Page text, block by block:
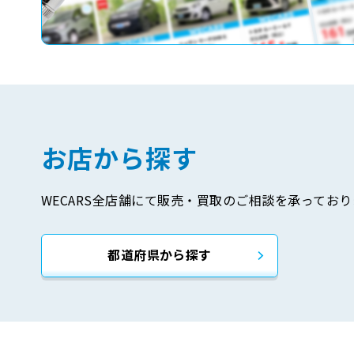
お店から探す
WECARS全店舗にて販売・買取のご相談を承ってお
都道府県から探す